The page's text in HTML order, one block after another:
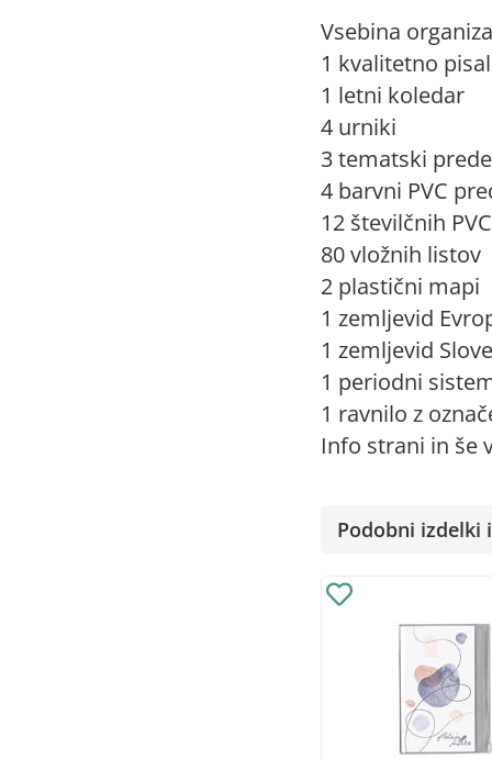
Vsebina
1 kvalitetno
1 letni koledar
4 urniki
3 tematski
4 barvni PVC
12 številčnih
80 vložnih listov
2 plastični mapi
1 zemljevid
1 zemljevid
1 periodni
1 ravnilo z
Info strani in še
Podobni izdelki